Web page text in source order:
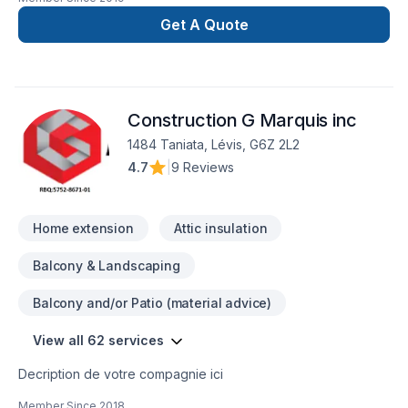
la construction commerciale et résidentielle, la revitalisation
d'unités locatives, l'optimisation d'immeubles ainsi que
l'aménagement de sous-sols.
Get A Quote
Construction G Marquis inc
1484 Taniata, Lévis, G6Z 2L2
4.7
9 Reviews
Home extension Attic insulation
Balcony & Landscaping
Balcony and/or Patio (material advice)
View all 62 services
Decription de votre compagnie ici